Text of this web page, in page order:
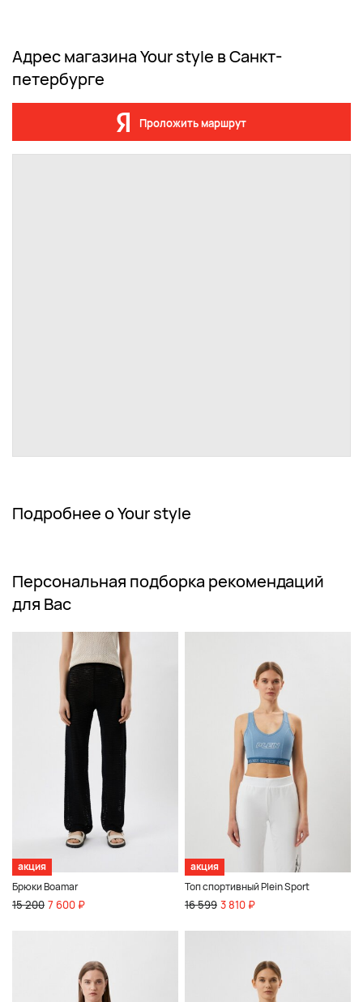
Адрес магазина Your style в Санкт-
петербурге
Проложить маршрут
Подробнее о Your style
Персональная подборка рекомендаций
для Вас
акция
Брюки Boamar
15 200 7 600 ₽
акция
Топ спортивный Plein Sport
16 599 3 810 ₽